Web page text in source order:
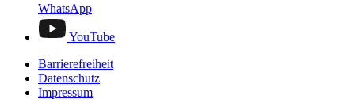
WhatsApp
YouTube
Barrierefreiheit
Datenschutz
Impressum